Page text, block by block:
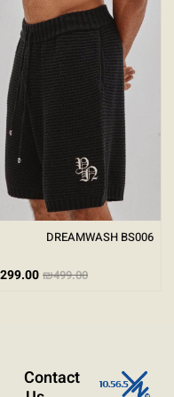
DREAMWASH BS006
₪499.00
299.00
Contact
גודל טקסט
גווני אפור
מצבי תצוגה
רגיל
ניגודיות הפוכה
הדגשת קישורים
סרגל קריאה